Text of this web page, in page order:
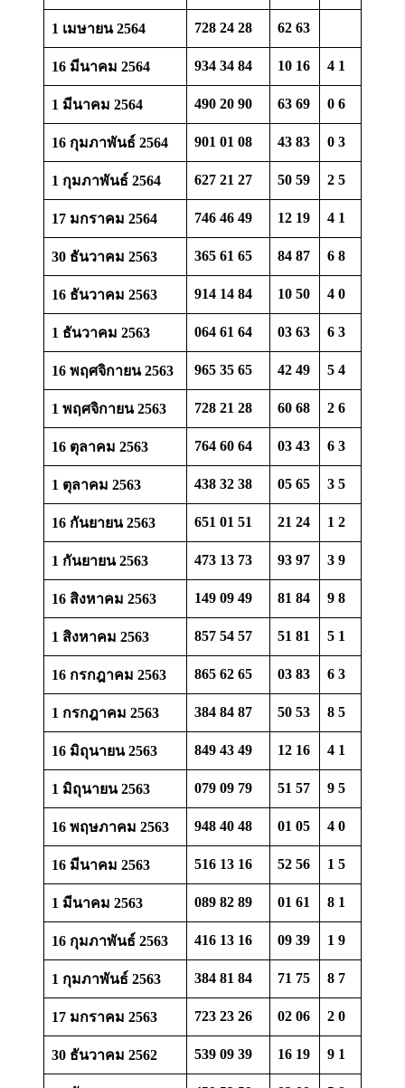
1 เมษายน 2564 728 24 28 62 63
16 มีนาคม 2564 934 34 84 10 16 4 1
1 มีนาคม 2564 490 20 90 63 69 0 6
16 กุมภาพันธ์ 2564 901 01 08 43 83 0 3
1 กุมภาพันธ์ 2564 627 21 27 50 59 2 5
17 มกราคม 2564 746 46 49 12 19 4 1
30 ธันวาคม 2563 365 61 65 84 87 6 8
16 ธันวาคม 2563 914 14 84 10 50 4 0
1 ธันวาคม 2563 064 61 64 03 63 6 3
16 พฤศจิกายน 2563 965 35 65 42 49 5 4
1 พฤศจิกายน 2563 728 21 28 60 68 2 6
16 ตุลาคม 2563 764 60 64 03 43 6 3
1 ตุลาคม 2563 438 32 38 05 65 3 5
16 กันยายน 2563 651 01 51 21 24 1 2
1 กันยายน 2563 473 13 73 93 97 3 9
16 สิงหาคม 2563 149 09 49 81 84 9 8
1 สิงหาคม 2563 857 54 57 51 81 5 1
16 กรกฎาคม 2563 865 62 65 03 83 6 3
1 กรกฎาคม 2563 384 84 87 50 53 8 5
16 มิถุนายน 2563 849 43 49 12 16 4 1
1 มิถุนายน 2563 079 09 79 51 57 9 5
16 พฤษภาคม 2563 948 40 48 01 05 4 0
16 มีนาคม 2563 516 13 16 52 56 1 5
1 มีนาคม 2563 089 82 89 01 61 8 1
16 กุมภาพันธ์ 2563 416 13 16 09 39 1 9
1 กุมภาพันธ์ 2563 384 81 84 71 75 8 7
17 มกราคม 2563 723 23 26 02 06 2 0
30 ธันวาคม 2562 539 09 39 16 19 9 1